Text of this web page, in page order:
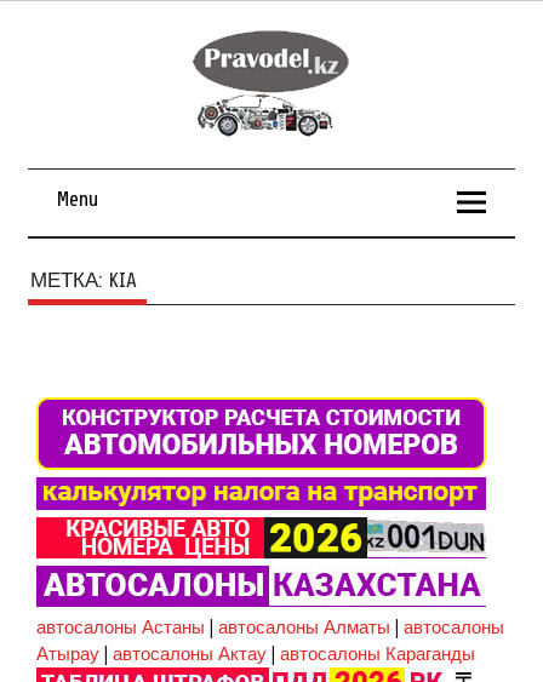
Menu
МЕТКА: KIA
автосалоны Астаны |автосалоны Алматы |автосалоны
Атырау |автосалоны Актау |автосалоны Караганды